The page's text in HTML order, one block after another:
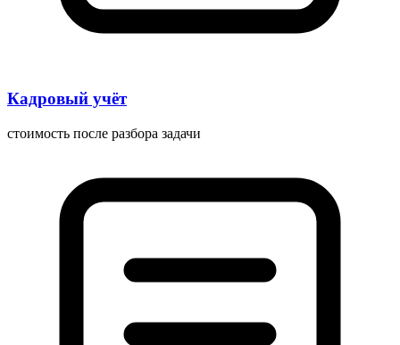
Кадровый учёт
стоимость после разбора задачи